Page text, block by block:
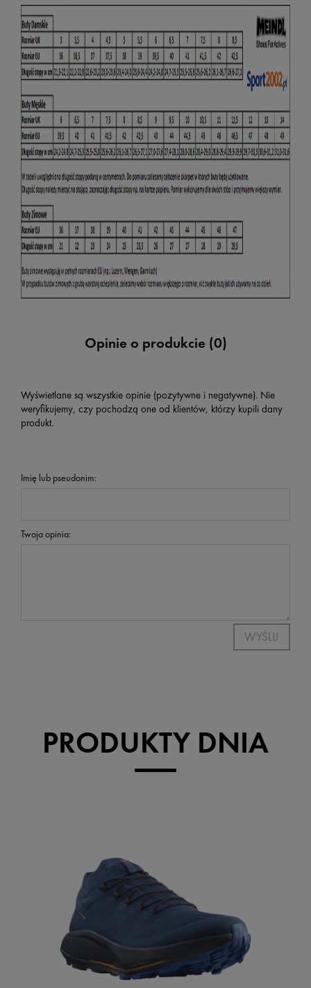
Opinie o produkcie (0)
Wyświetlane są wszystkie opinie (pozytywne i negatywne). Nie
weryfikujemy, czy pochodzą one od klientów, którzy kupili dany
produkt.
Imię lub pseudonim:
Twoja opinia:
WYŚLIJ
PRODUKTY DNIA